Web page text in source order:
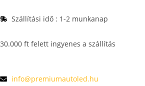
Szállítási idő : 1-2 munkanap
30.000 ft felett ingyenes a szállítás
info@premiumautoled.hu